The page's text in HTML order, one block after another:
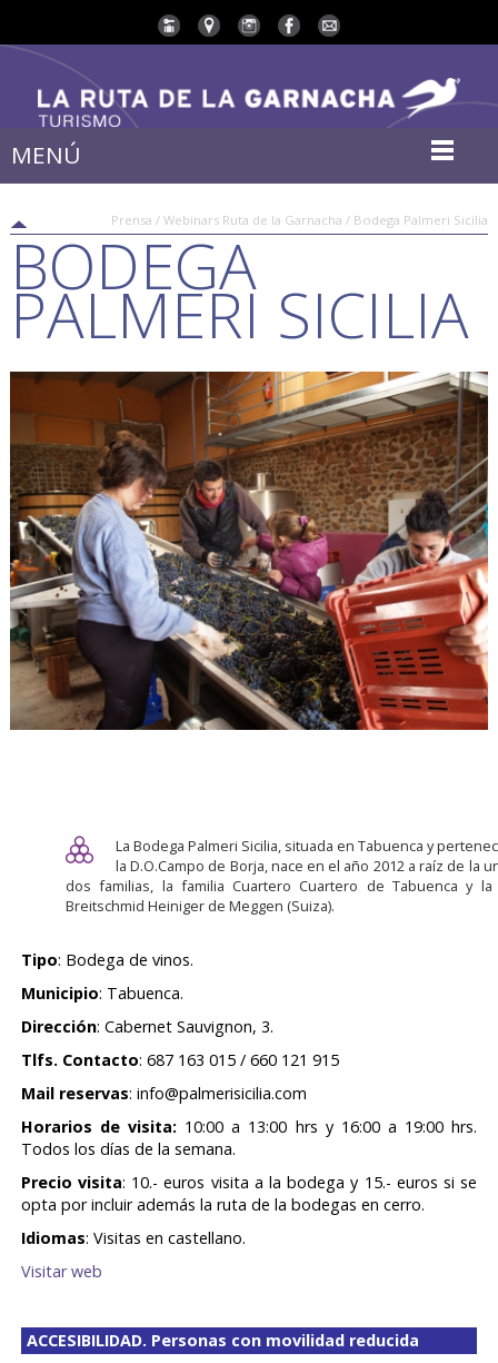
MENÚ
Prensa / Webinars Ruta de la Garnacha / Bodega Palmeri Sicilia
BODEGA
PALMERI SICILIA
La Bodega Palmeri Sicilia, situada en Tabuenca y
la D.O.Campo de Borja, nace en el año 2012 a raíz de la
dos familias, la familia Cuartero Cuartero de Tabuenca y la
Breitschmid Heiniger de Meggen (Suiza).
Tipo: Bodega de vinos.
Municipio: Tabuenca.
Dirección: Cabernet Sauvignon, 3.
Tlfs. Contacto: 687 163 015 / 660 121 915
Mail reservas: info@palmerisicilia.com
Horarios de visita: 10:00 a 13:00 hrs y 16:00 a 19:00 hrs.
Todos los días de la semana.
Precio visita: 10.- euros visita a la bodega y 15.- euros si se
opta por incluir además la ruta de la bodegas en cerro.
Idiomas: Visitas en castellano.
Visitar web
ACCESIBILIDAD. Personas con movilidad reducida